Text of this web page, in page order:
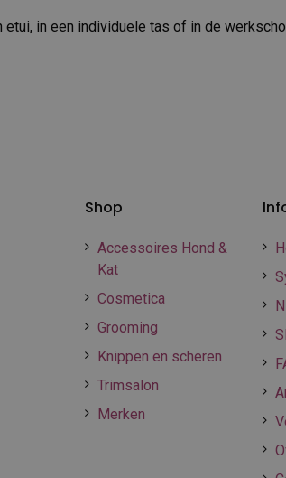
etui, in een individuele tas of in de
Shop
Accessoires Hond &
Kat
Cosmetica
Grooming
Knippen en scheren
Trimsalon
Merken